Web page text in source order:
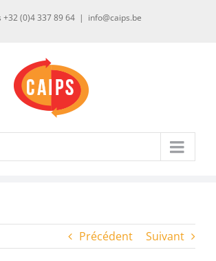
+32 (0)4 337 89 64 | info@caips.be
Précédent Suivant